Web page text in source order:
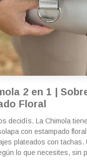
2 en 1 |
Floral
decidís. La Chimola
con estampado
plateados con tachas.
lo que necesites, sin